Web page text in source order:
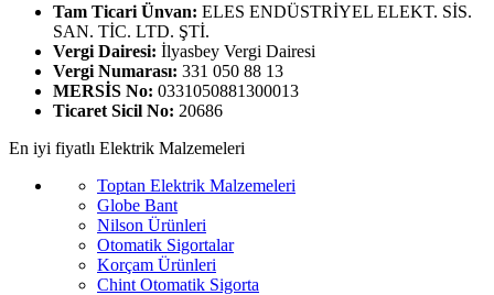
Tam Ticari Ünvan: ELES ENDÜSTRİYEL ELEKT. SİS.
SAN. TİC. LTD. ŞTİ.
Vergi Dairesi: İlyasbey Vergi Dairesi
Vergi Numarası: 331 050 88 13
MERSİS No: 0331050881300013
Ticaret Sicil No: 20686
En iyi fiyatlı Elektrik Malzemeleri
Toptan Elektrik Malzemeleri
Globe Bant
Nilson Ürünleri
Otomatik Sigortalar
Korçam Ürünleri
Chint Otomatik Sigorta